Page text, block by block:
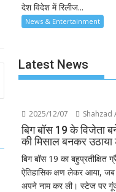
देश विदेश में रिलीज...
News & Entertainment
Latest News
2025/12/07 Shahzad
बिग बॉस 19 के विजेता
की मिसाल बनकर उठाया
बिग बॉस 19 का बहुप्रतीक्षित
ऐतिहासिक क्षण लेकर आया, जब
अपने नाम कर ली। स्टेज पर